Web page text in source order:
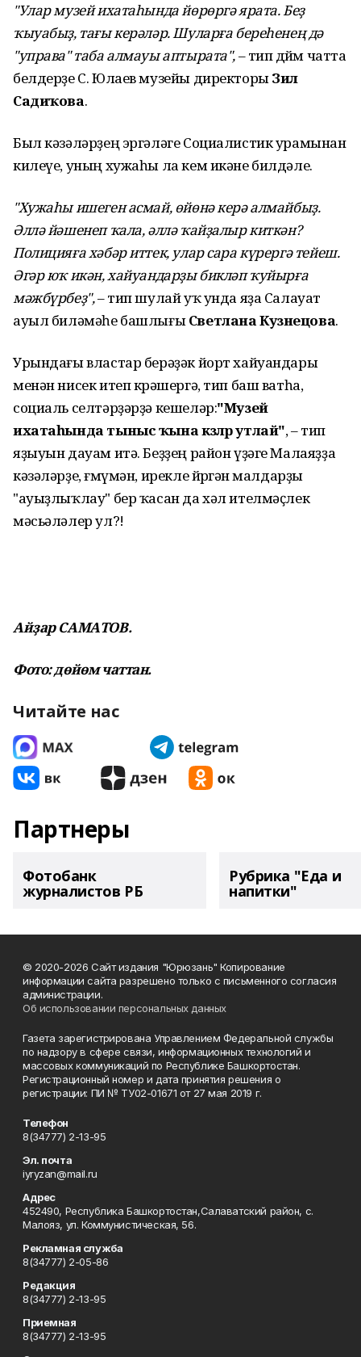
"Улар музей ихатаһында йөрөргә ярата. Беҙ
ҡыуабыҙ, тағы керәләр. Шуларға береһенең дә
"управа" таба алмауы аптырата",– тип дөйөм чатта
белдерҙе С. Юлаев музейы директорыЗилә
Садиҡова.
Был кәзәләрҙең эргәләге Социалистик урамынан
килеүе, уның хужаһы ла кем икәне билдәле.
"Хужаһы ишеген асмай, өйөнә керә алмайбыҙ.
Әллә йәшенеп ҡала, әллә ҡайҙалыр киткән?
Полицияға хәбәр иттек, улар сара күрергә тейеш.
Әгәр юҡ икән, хайуандарҙы бикләп ҡуйырға
мәжбүрбеҙ",– тип шулай уҡ унда яҙа Салауат
ауыл биләмәһе башлығыСветлана Кузнецова.
Урындағы властар берәҙәк йорт хайуандары
менән нисек итеп көрәшергә, тип баш ватһа,
социаль селтәрҙәрҙә кешеләр:"Музей
ихатаһында тыныс ҡына кәзәләр утлай", – тип
яҙыуын дауам итә. Беҙҙең район үҙәге Малаяҙҙа
кәзәләрҙе, ғөмүмән, ирекле йөрөгән малдарҙы
"ауыҙлыҡлау" бер ҡасан да хәл ителмәҫлек
мәсьәләлер ул?!
Айҙар САМАТОВ.
Фото: дөйөм чаттан.
Читайте нас
Партнеры
Фотобанк
журналистов РБ
Рубрика "Еда и
напитки"
© 2020-2026 Сайт издания "Юрюзань" Копирование
информации сайта разрешено только с письменного согласия
администрации.
Об использовании персональных данных
Газета зарегистрирована Управлением Федеральной службы
по надзору в сфере связи, информационных технологий и
массовых коммуникаций по Республике Башкортостан.
Регистрационный номер и дата принятия решения о
регистрации: ПИ № ТУ02-01671 от 27 мая 2019 г.
Телефон
8(34777) 2-13-95
Эл. почта
iyryzan@mail.ru
Адрес
452490, Республика Башкортостан,Салаватский район, с.
Малояз, ул. Коммунистическая, 56.
Рекламная служба
8(34777) 2-05-86
Редакция
8(34777) 2-13-95
Приемная
8(34777) 2-13-95